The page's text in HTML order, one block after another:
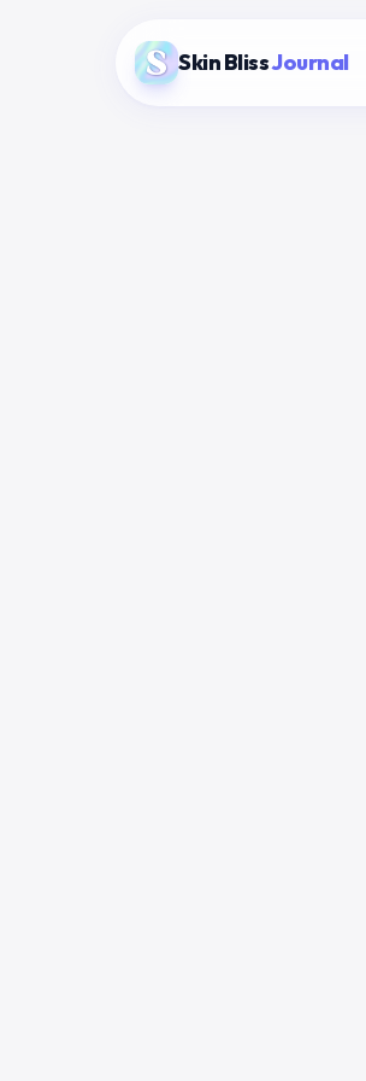
Skin BlissJournal